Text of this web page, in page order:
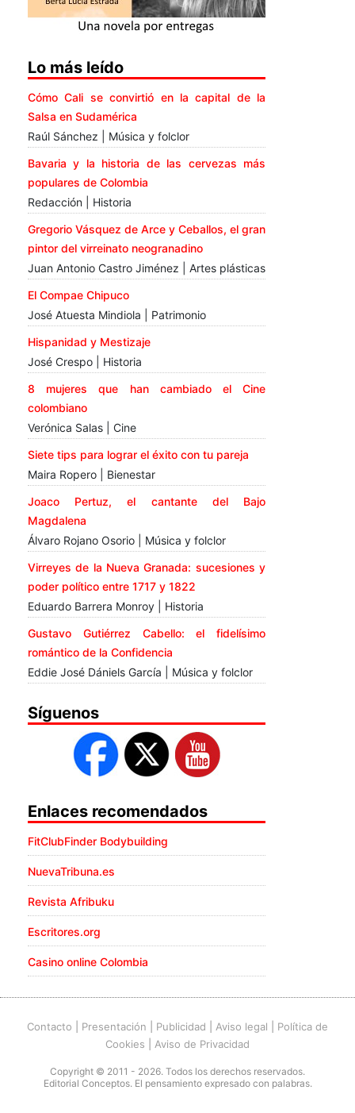
Lo más leído
Cómo Cali se convirtió en la capital de la
Salsa en Sudamérica
Raúl Sánchez | Música y folclor
Bavaria y la historia de las cervezas más
populares de Colombia
Redacción | Historia
Gregorio Vásquez de Arce y Ceballos, el gran
pintor del virreinato neogranadino
Juan Antonio Castro Jiménez | Artes plásticas
El Compae Chipuco
José Atuesta Mindiola | Patrimonio
Hispanidad y Mestizaje
José Crespo | Historia
8 mujeres que han cambiado el Cine
colombiano
Verónica Salas | Cine
Siete tips para lograr el éxito con tu pareja
Maira Ropero | Bienestar
Joaco Pertuz, el cantante del Bajo
Magdalena
Álvaro Rojano Osorio | Música y folclor
Virreyes de la Nueva Granada: sucesiones y
poder político entre 1717 y 1822
Eduardo Barrera Monroy | Historia
Gustavo Gutiérrez Cabello: el fidelísimo
romántico de la Confidencia
Eddie José Dániels García | Música y folclor
Síguenos
Enlaces recomendados
FitClubFinder Bodybuilding
NuevaTribuna.es
Revista Afribuku
Escritores.org
Casino online Colombia
Contacto Presentación Publicidad Aviso legal
Política de
Cookies
Aviso de Privacidad
Copyright © 2011 - 2026. Todos los derechos reservados.
Editorial Conceptos. El pensamiento expresado con palabras.